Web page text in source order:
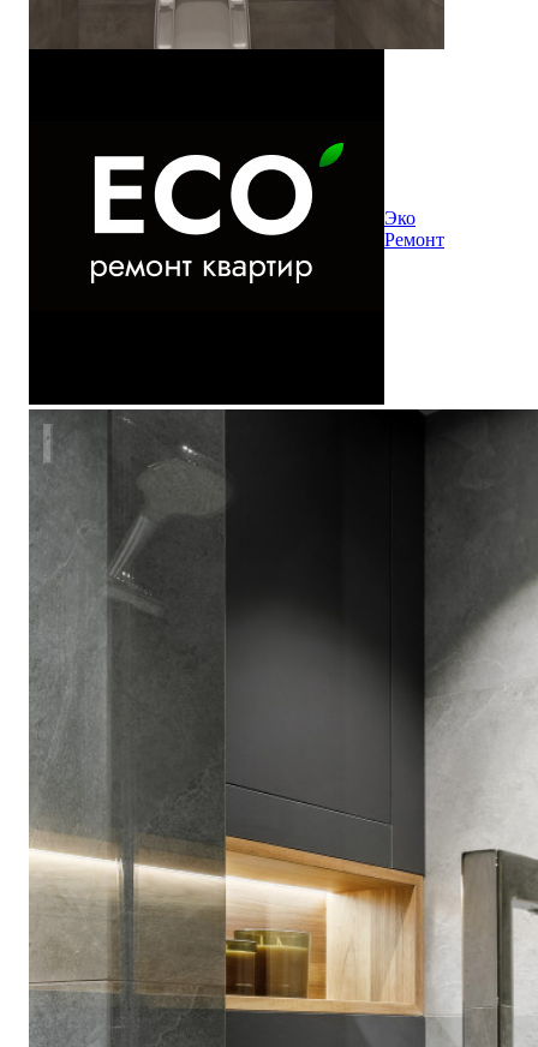
Эко
Ремонт
Квартира на Аптекарском переулке в Петербурге